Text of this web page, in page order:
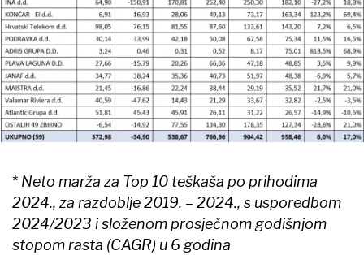
* Neto marža za Top 10 teškaša po prihodima
2024., za razdoblje 2019. – 2024., s usporedbom
2024/2023 i složenom prosječnom godišnjom
stopom rasta (CAGR) u 6 godina